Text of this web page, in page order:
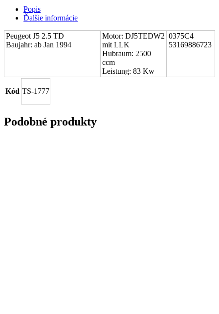
TD
0375C4
Popis
Ďalšie informácie
Peugeot J5 2.5 TD
Baujahr: ab Jan 1994
Motor: DJ5TEDW2
mit LLK
Hubraum: 2500
ccm
Leistung: 83 Kw
0375C4
53169886723
Kód TS-1777
Podobné produkty